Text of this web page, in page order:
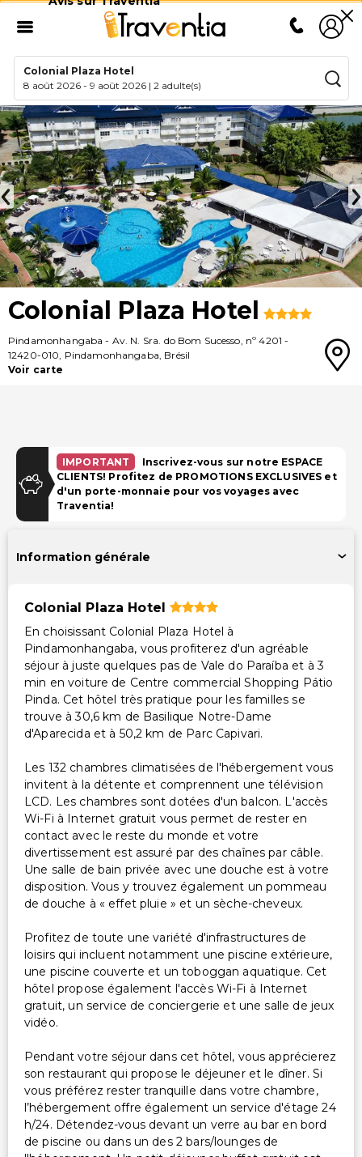
Colonial Plaza Hotel
8 août 2026 -9 août 2026 |2 adulte(s)
Colonial Plaza Hotel
Pindamonhangaba - Av. N. Sra. do Bom Sucesso, nº 4201 -
12420-010, Pindamonhangaba, Brésil
Voir carte
IMPORTANT
Inscrivez-vous sur notre ESPACE
CLIENTS! Profitez de PROMOTIONS EXCLUSIVES et
d'un porte-monnaie pour vos voyages avec
Traventia!
Information générale
Colonial Plaza Hotel
En choisissant Colonial Plaza Hotel à
Pindamonhangaba, vous profiterez d'un agréable
séjour à juste quelques pas de Vale do Paraíba et à 3
min en voiture de Centre commercial Shopping Pátio
Pinda. Cet hôtel très pratique pour les familles se
trouve à 30,6 km de Basilique Notre-Dame
d'Aparecida et à 50,2 km de Parc Capivari.
Les 132 chambres climatisées de l'hébergement vous
invitent à la détente et comprennent une télévision
LCD. Les chambres sont dotées d'un balcon. L'accès
Wi-Fi à Internet gratuit vous permet de rester en
contact avec le reste du monde et votre
divertissement est assuré par des chaînes par câble.
Une salle de bain privée avec une douche est à votre
disposition. Vous y trouvez également un pommeau
de douche à « effet pluie » et un sèche-cheveux.
Profitez de toute une variété d'infrastructures de
loisirs qui incluent notamment une piscine extérieure,
une piscine couverte et un toboggan aquatique. Cet
hôtel propose également l'accès Wi-Fi à Internet
gratuit, un service de conciergerie et une salle de jeux
vidéo.
Pendant votre séjour dans cet hôtel, vous apprécierez
son restaurant qui propose le déjeuner et le dîner. Si
vous préférez rester tranquille dans votre chambre,
l’hébergement offre également un service d'étage 24
h/24. Détendez-vous devant un verre au bar en bord
de piscine ou dans un des 2 bars/lounges de